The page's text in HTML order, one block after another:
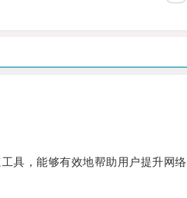
，能够有效地帮助用户提升网络